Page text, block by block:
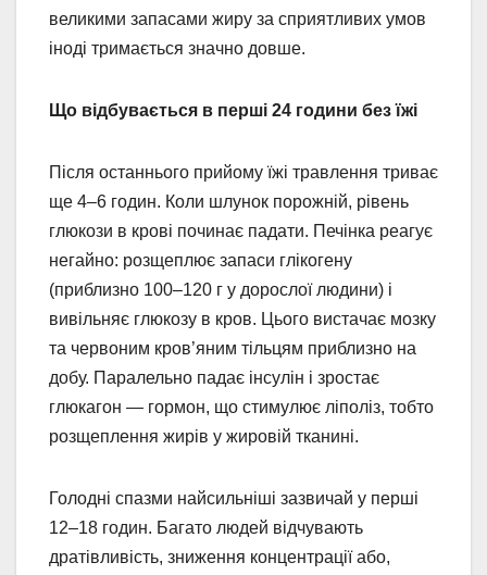
великими запасами жиру за сприятливих умов
іноді тримається значно довше.
Що відбувається в перші 24 години без їжі
Після останнього прийому їжі травлення триває
ще 4–6 годин. Коли шлунок порожній, рівень
глюкози в крові починає падати. Печінка реагує
негайно: розщеплює запаси глікогену
(приблизно 100–120 г у дорослої людини) і
вивільняє глюкозу в кров. Цього вистачає мозку
та червоним кров’яним тільцям приблизно на
добу. Паралельно падає інсулін і зростає
глюкагон — гормон, що стимулює ліполіз, тобто
розщеплення жирів у жировій тканині.
Голодні спазми найсильніші зазвичай у перші
12–18 годин. Багато людей відчувають
дратівливість, зниження концентрації або,